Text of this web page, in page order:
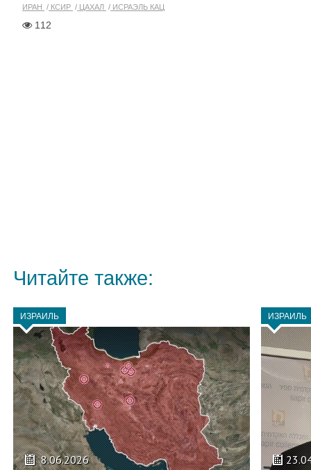
ИРАН КСИР ЦАХАЛ ИСРАЭЛЬ КАЦ
112
Читайте также:
ИЗРАИЛЬ
8.06.2026
ИЗРАИЛЬ